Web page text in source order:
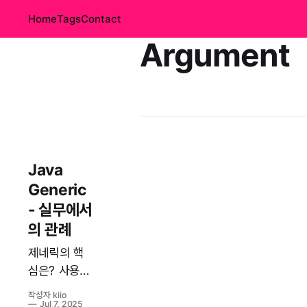
HomeTagsContact
Argument
Java
Generic
- 실무에서
의 관례
제네릭의 핵
심은? 사용할
타입을 미리
작성자 kiio
Jul 7, 2025